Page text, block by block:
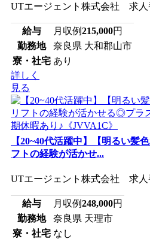
UTエージェント株式会社 求人
給与 月収例215,000円
勤務地
奈良県 大和郡山市
寮・社宅 あり
詳しく
見る
【20~40代活躍中】【明るい髪
フトの経験が活かせ...
UTエージェント株式会社 求人
給与 月収例248,000円
勤務地
奈良県 天理市
寮・社宅 なし